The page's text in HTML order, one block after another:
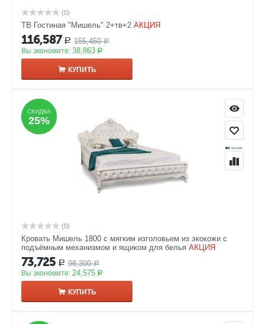
(0)
ТВ Гостиная "Мишель" 2+тв+2 АКЦИЯ
116,587 Р 155,450 Р
Вы экономите: 38,863 Р
КУПИТЬ
СКИДКА
25%
СКИДКА
25%
(0)
Кровать Мишель 1800 с мягким изголовьем из экокожи с
подъёмным механизмом и ящиком для белья АКЦИЯ
73,725 Р 98,300 Р
Вы экономите: 24,575 Р
КУПИТЬ